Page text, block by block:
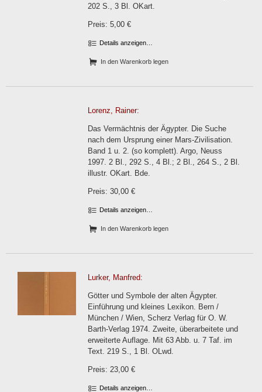
202 S., 3 Bl. OKart.
Preis: 5,00 €
Details anzeigen…
In den Warenkorb legen
Lorenz, Rainer:
Das Vermächtnis der Ägypter. Die Suche
nach dem Ursprung einer Mars-Zivilisation.
Band 1 u. 2. (so komplett). Argo, Neuss
1997. 2 Bl., 292 S., 4 Bl.; 2 Bl., 264 S., 2 Bl.
illustr. OKart. Bde.
Preis: 30,00 €
Details anzeigen…
In den Warenkorb legen
Lurker, Manfred:
Götter und Symbole der alten Ägypter.
Einführung und kleines Lexikon. Bern /
München / Wien, Scherz Verlag für O. W.
Barth-Verlag 1974. Zweite, überarbeitete und
erweiterte Auflage. Mit 63 Abb. u. 7 Taf. im
Text. 219 S., 1 Bl. OLwd.
Preis: 23,00 €
Details anzeigen…